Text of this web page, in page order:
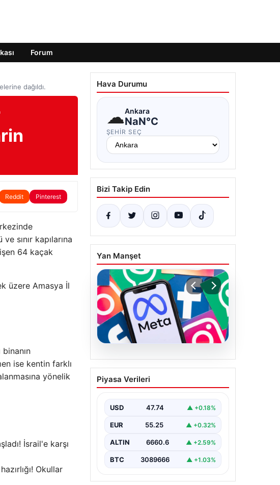
Forum
dağıldı.
Reddit Pinterest
sınır kapılarına
64 kaçak
üzere Amasya İl
ise kentin farklı
yönelik
İsrail'e karşı
Okullar
Hava Durumu
☁Ankara
NaN°C
ŞEHIR SEÇ
Bizi Takip Edin
Yan Manşet
07.08.2026
Meta’ya çocuk güvenliği
davasında 567 milyon
Piyasa Verileri
USD 47.74 ▲ +0.18%
EUR 55.25 ▲ +0.32%
ALTIN 6660.6 ▲ +2.59%
BTC 3089666 ▲ +1.03%